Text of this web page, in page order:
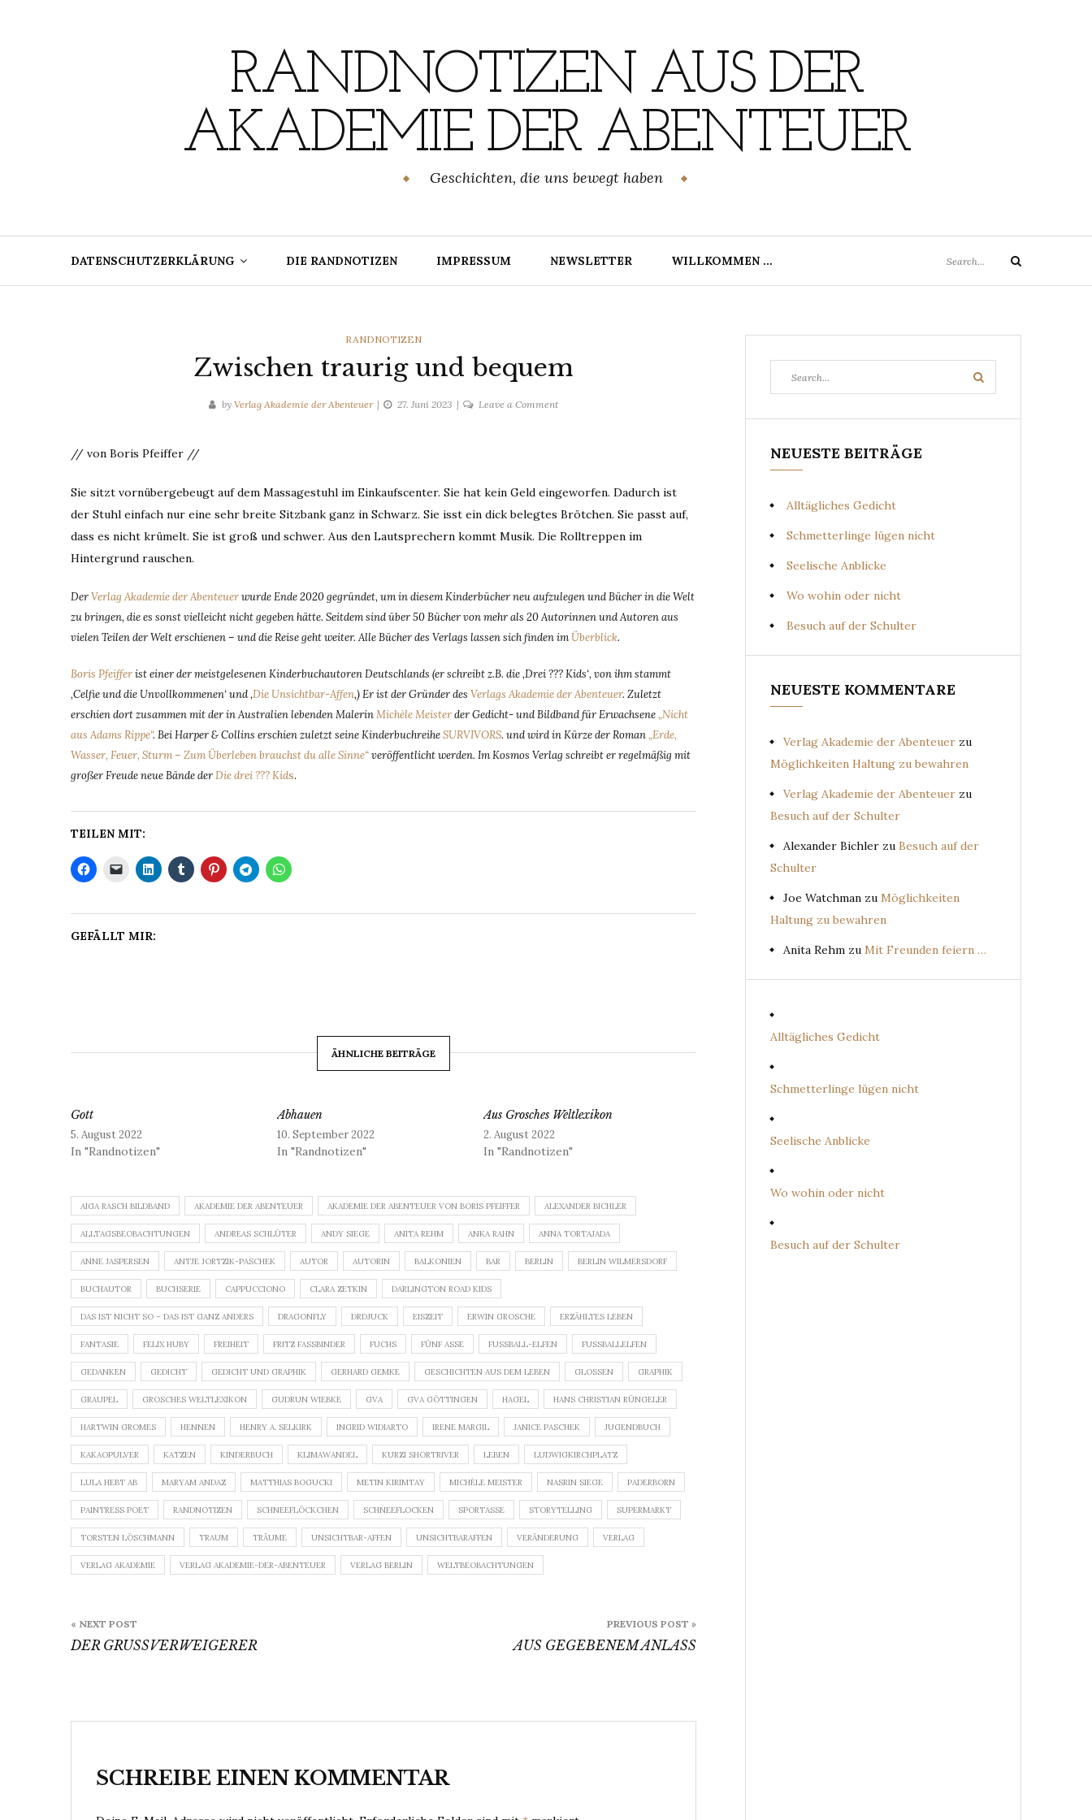
RANDNOTIZEN AUS DER
AKADEMIE DER ABENTEUER
Geschichten, die uns bewegt haben
DATENSCHUTZERKLÄRUNG DIE RANDNOTIZEN IMPRESSUM NEWSLETTER WILLKOMMEN …
for:
Search
CATEGORIES
RANDNOTIZEN
Zwischen traurig und bequem
by Verlag Akademie der Abenteuer 27. Juni 2023 Leave a Commenton
// von Boris Pfeiffer //
Sie sitzt vornübergebeugt auf dem Massagestuhl im Einkaufscenter. Sie hat kein Geld eingeworfen. Dadurch ist
der Stuhl einfach nur eine sehr breite Sitzbank ganz in Schwarz. Sie isst ein dick belegtes Brötchen. Sie passt auf,
dass es nicht krümelt. Sie ist groß und schwer. Aus den Lautsprechern kommt Musik. Die Rolltreppen im
Hintergrund rauschen.
DerVerlag Akademie der Abenteuerwurde Ende 2020 gegründet, um in diesem Kinderbücher neu aufzulegen und Bücher in die Welt
zu bringen, die es sonst vielleicht nicht gegeben hätte. Seitdem sind über 50 Bücher von mehr als 20 Autorinnen und Autoren aus
vielen Teilen der Welt erschienen – und die Reise geht weiter. Alle Bücher des Verlags lassen sich finden imÜberblick.
Boris Pfeifferist einer der meistgelesenen Kinderbuchautoren Deutschlands (er schreibt z.B. die ‚Drei ??? Kids‘, von ihm stammt
‚Celfie und die Unvollkommenen‘ und ‚Die Unsichtbar-Affen‚) Er ist der Gründer des Verlags Akademie der Abenteuer. Zuletzt
erschien dort zusammen mit der in Australien lebenden MalerinMichèle Meisterder Gedicht- und Bildband für Erwachsene„Nicht
aus Adams Rippe“. Bei Harper & Collins erschien zuletzt seine KinderbuchreiheSURVIVORS. und wird in Kürze der Roman„Erde,
Wasser, Feuer, Sturm – Zum Überleben brauchst du alle Sinne“veröffentlicht werden. Im Kosmos Verlag schreibt er regelmäßig mit
großer Freude neue Bände derDie drei ??? Kids.
TEILEN MIT:
GEFÄLLT MIR:
ÄHNLICHE BEITRÄGE
Gott
5. August 2022
In "Randnotizen"
Abhauen
10. September 2022
In "Randnotizen"
Aus Grosches Weltlexikon
2. August 2022
In "Randnotizen"
AIGA RASCH BILDBAND AKADEMIE DER ABENTEUER AKADEMIE DER ABENTEUER VON BORIS PFEIFFER ALEXANDER BICHLER
ALLTAGSBEOBACHTUNGEN ANDREAS SCHLÜTER ANDY SIEGE ANITA REHM ANKA RAHN ANNA TORTAJADA
ANNE JASPERSEN ANTJE JORTZIK-PASCHEK AUTOR AUTORIN BALKONIEN BAR BERLIN BERLIN WILMERSDORF
BUCHAUTOR BUCHSERIE CAPPUCCIONO CLARA ZETKIN DARLINGTON ROAD KIDS
DAS IST NICHT SO – DAS IST GANZ ANDERS DRAGONFLY DRDJUCK EISZEIT ERWIN GROSCHE ERZÄHLTES LEBEN
FANTASIE FELIX HUBY FREIHEIT FRITZ FASSBINDER FUCHS FÜNF ASSE FUSSBALL-ELFEN FUSSBALLELFEN
GEDANKEN GEDICHT GEDICHT UND GRAPHIK GERHARD GEMKE GESCHICHTEN AUS DEM LEBEN GLOSSEN GRAPHIK
GRAUPEL GROSCHES WELTLEXIKON GUDRUN WIEBKE GVA GVA GÖTTINGEN HAGEL HANS CHRISTIAN RÜNGELER
HARTWIN GROMES HENNEN HENRY A. SELKIRK INGRID WIDIARTO IRENE MARGIL JANICE PASCHEK JUGENDBUCH
KAKAOPULVER KATZEN KINDERBUCH KLIMAWANDEL KURZI SHORTRIVER LEBEN LUDWIGKIRCHPLATZ
LULA HEBT AB MARYAM ANDAZ MATTHIAS BOGUCKI METIN KIRIMTAY MICHÈLE MEISTER NASRIN SIEGE PADERBORN
PAINTRESS POET RANDNOTIZEN SCHNEEFLÖCKCHEN SCHNEEFLOCKEN SPORTASSE STORYTELLING SUPERMARKT
TORSTEN LÖSCHMANN TRAUM TRÄUME UNSICHTBAR-AFFEN UNSICHTBARAFFEN VERÄNDERUNG VERLAG
VERLAG AKADEMIE VERLAG AKADEMIE-DER-ABENTEUER VERLAG BERLIN WELTBEOBACHTUNGEN
PREVIOUS POST »
AUS GEGEBENEM ANLASS
« NEXT POST
DER GRUSSVERWEIGERER
SCHREIBE EINEN KOMMENTAR
for:
Search
NEUESTE BEITRÄGE
Alltägliches Gedicht
Schmetterlinge lügen nicht
Seelische Anblicke
Wo wohin oder nicht
Besuch auf der Schulter
NEUESTE KOMMENTARE
Verlag Akademie der Abenteuer zu
Möglichkeiten Haltung zu bewahren
Verlag Akademie der Abenteuer zu
Besuch auf der Schulter
Alexander Bichler zu Besuch auf der
Schulter
Joe Watchman zu Möglichkeiten
Haltung zu bewahren
Anita Rehm zu Mit Freunden feiern …
Alltägliches Gedicht
Schmetterlinge lügen nicht
Seelische Anblicke
Wo wohin oder nicht
Besuch auf der Schulter